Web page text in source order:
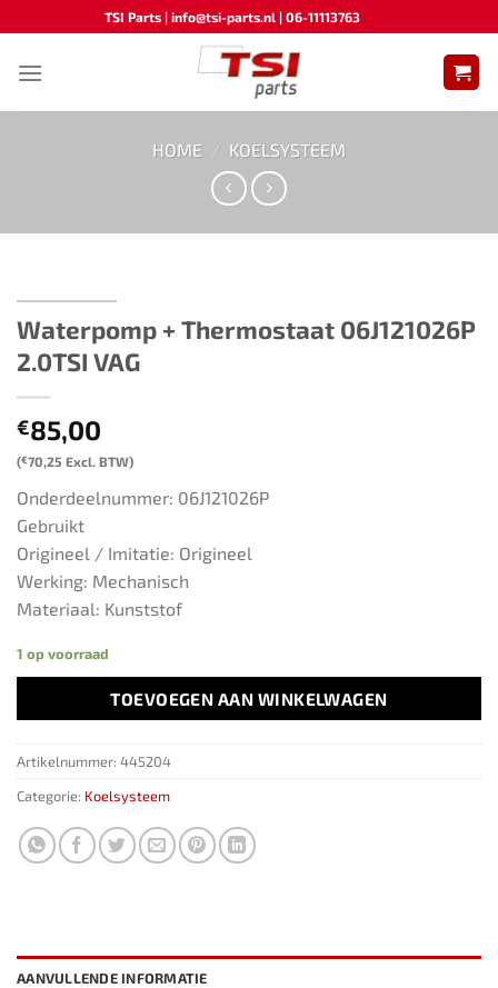
naar
inhoud
TSI Parts | info@tsi-parts.nl | 06-11113763
HOME / KOELSYSTEEM
Waterpomp + Thermostaat 06J121026P
2.0TSI VAG​ ​​​
€85,00
(€70,25 Excl. BTW)
Onderdeelnummer: 06J121026P
Gebruikt
Origineel / Imitatie: Origineel
Werking: Mechanisch
Materiaal: Kunststof
1 op voorraad
TOEVOEGEN AAN WINKELWAGEN
Artikelnummer: 445204
Categorie: Koelsysteem
AANVULLENDE INFORMATIE